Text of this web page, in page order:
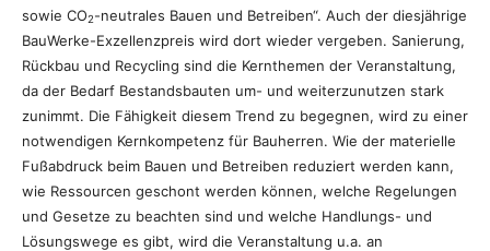
sowie CO2-neutrales Bauen und Betreiben“. Auch der diesjährige
BauWerke-Exzellenzpreis wird dort wieder vergeben. Sanierung,
Rückbau und Recycling sind die Kernthemen der Veranstaltung,
da der Bedarf Bestandsbauten um- und weiterzunutzen stark
zunimmt. Die Fähigkeit diesem Trend zu begegnen, wird zu einer
notwendigen Kernkompetenz für Bauherren. Wie der materielle
Fußabdruck beim Bauen und Betreiben reduziert werden kann,
wie Ressourcen geschont werden können, welche Regelungen
und Gesetze zu beachten sind und welche Handlungs- und
Lösungswege es gibt, wird die Veranstaltung u.a. an